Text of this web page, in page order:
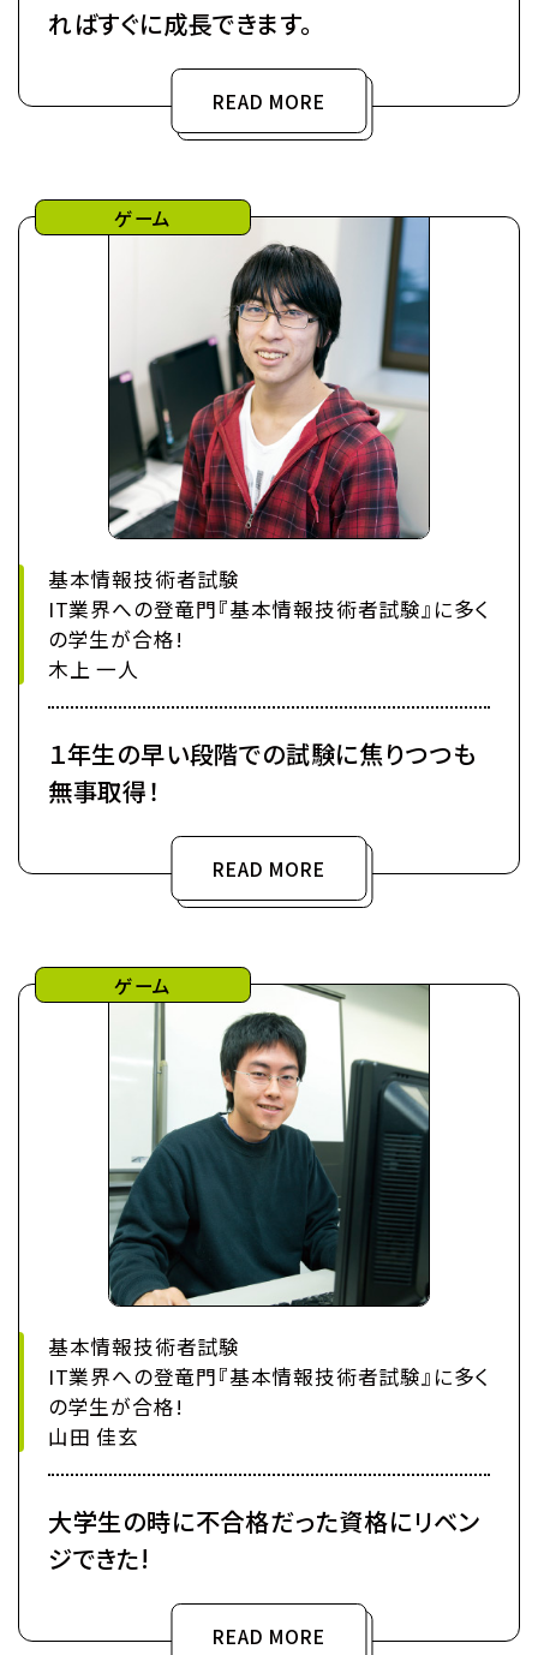
ればすぐに成長できます。
READ MORE
ゲーム
基本情報技術者試験
IT業界への登竜門『基本情報技術者試験』に多く
の学生が合格!
木上 一人
１年生の早い段階での試験に焦りつつも
無事取得！
READ MORE
ゲーム
基本情報技術者試験
IT業界への登竜門『基本情報技術者試験』に多く
の学生が合格!
山田 佳玄
大学生の時に不合格だった資格にリベン
ジできた!
READ MORE